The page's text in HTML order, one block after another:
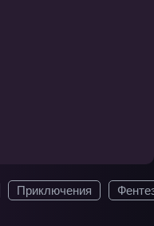
Приключения